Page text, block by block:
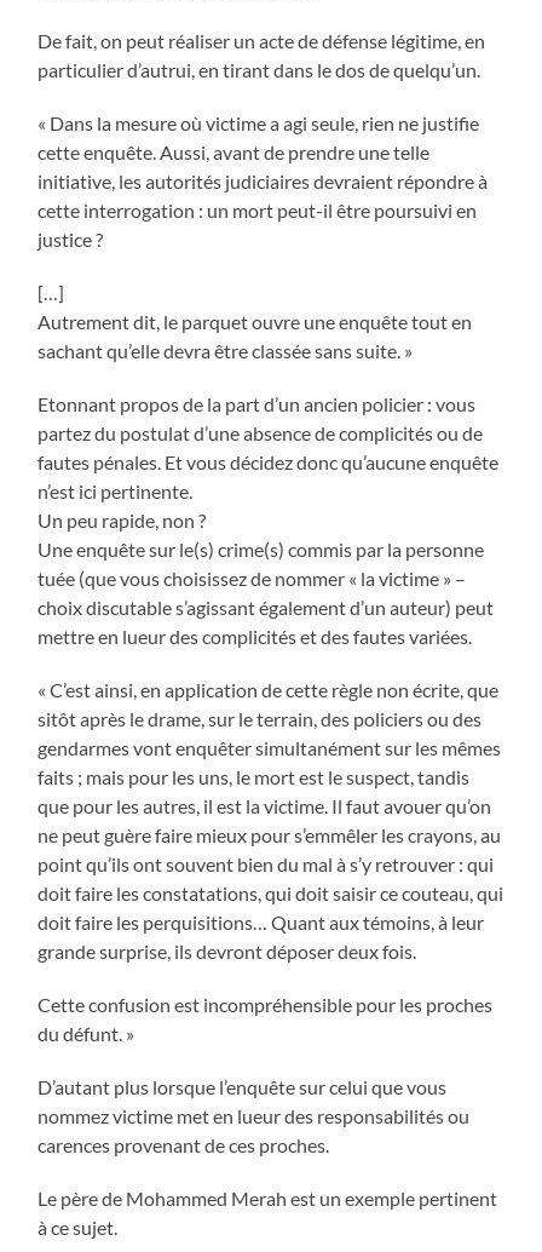
De fait, on peut réaliser un acte de défense légitime, en
particulier d’autrui, en tirant dans le dos de quelqu’un.
« Dans la mesure où victime a agi seule, rien ne justifie
cette enquête. Aussi, avant de prendre une telle
initiative, les autorités judiciaires devraient répondre à
cette interrogation : un mort peut-il être poursuivi en
justice ?
[…]
Autrement dit, le parquet ouvre une enquête tout en
sachant qu’elle devra être classée sans suite. »
Etonnant propos de la part d’un ancien policier : vous
partez du postulat d’une absence de complicités ou de
fautes pénales. Et vous décidez donc qu’aucune enquête
n’est ici pertinente.
Un peu rapide, non ?
Une enquête sur le(s) crime(s) commis par la personne
tuée (que vous choisissez de nommer « la victime » –
choix discutable s’agissant également d’un auteur) peut
mettre en lueur des complicités et des fautes variées.
« C’est ainsi, en application de cette règle non écrite, que
sitôt après le drame, sur le terrain, des policiers ou des
gendarmes vont enquêter simultanément sur les mêmes
faits ; mais pour les uns, le mort est le suspect, tandis
que pour les autres, il est la victime. Il faut avouer qu’on
ne peut guère faire mieux pour s’emmêler les crayons, au
point qu’ils ont souvent bien du mal à s’y retrouver : qui
doit faire les constatations, qui doit saisir ce couteau, qui
doit faire les perquisitions… Quant aux témoins, à leur
grande surprise, ils devront déposer deux fois.
Cette confusion est incompréhensible pour les proches
du défunt. »
D’autant plus lorsque l’enquête sur celui que vous
nommez victime met en lueur des responsabilités ou
carences provenant de ces proches.
Le père de Mohammed Merah est un exemple pertinent
à ce sujet.